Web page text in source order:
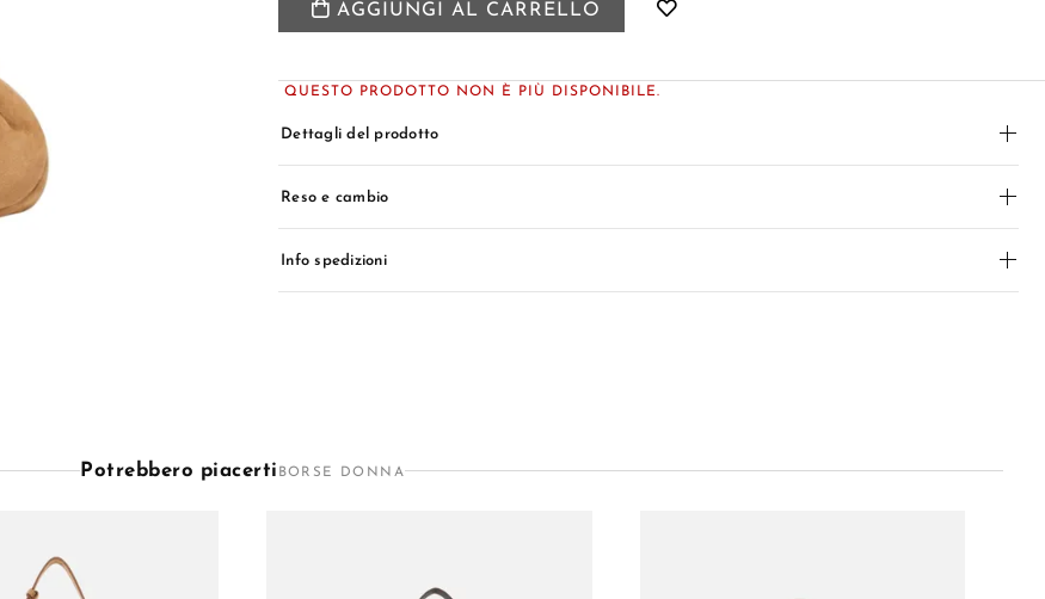
AGGIUNGI AL CARRELLO
QUESTO PRODOTTO NON È PIÙ DISPONIBILE.
Dettagli del prodotto
Reso e cambio
Info spedizioni
Potrebbero piacerti BORSE DONNA